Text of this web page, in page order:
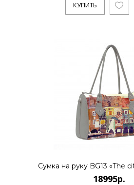
..
КУПИТЬ
18995р.
КУПИТЬ
КУПИТЬ
Сумка на руку BG13 «The
18995р.